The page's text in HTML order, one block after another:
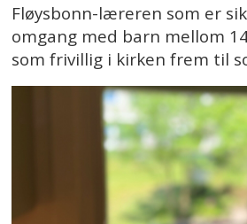
Fløysbonn-læreren som er
omgang med barn mellom
som frivillig i kirken frem til